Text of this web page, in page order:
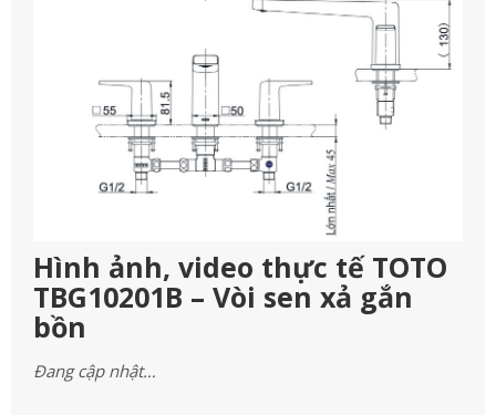
Hình ảnh, video thực tế TOTO
TBG10201B – Vòi sen xả gắn
bồn
Đang cập nhật…